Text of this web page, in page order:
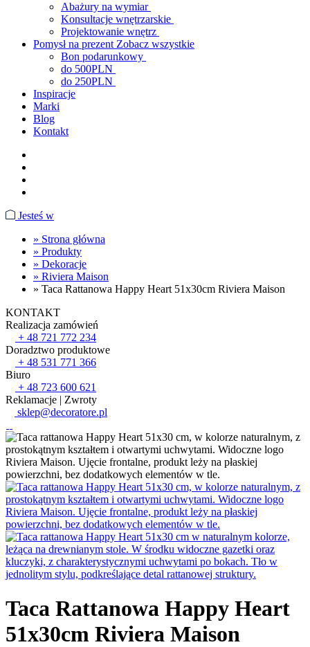
Abażury na wymiar
Konsultacje wnętrzarskie
Projektowanie wnętrz
Pomysł na prezent Zobacz wszystkie
Bon podarunkowy
do 500PLN
do 250PLN
Inspiracje
Marki
Blog
Kontakt
Jesteś w
» Strona główna
» Produkty
» Dekoracje
» Riviera Maison
» Taca Rattanowa Happy Heart 51x30cm Riviera Maison
KONTAKT
Realizacja zamówień
+ 48 721 772 234
Doradztwo produktowe
+ 48 531 771 366
Biuro
+ 48 723 600 621
Reklamacje | Zwroty
sklep@decoratore.pl
Taca Rattanowa Happy Heart
51x30cm Riviera Maison